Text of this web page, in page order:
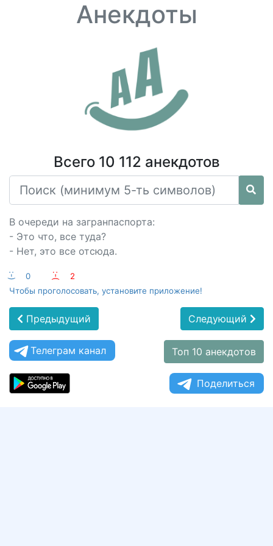
Анекдоты
Всего 10 112 анекдотов
В очереди на загранпаспорта:
- Это что, все туда?
- Нет, это все отсюда.
:-) 0 :-(
2
Чтобы проголосовать, установите приложение!
Предыдущий Следующий
Телеграм канал Топ 10 анекдотов
Поделиться